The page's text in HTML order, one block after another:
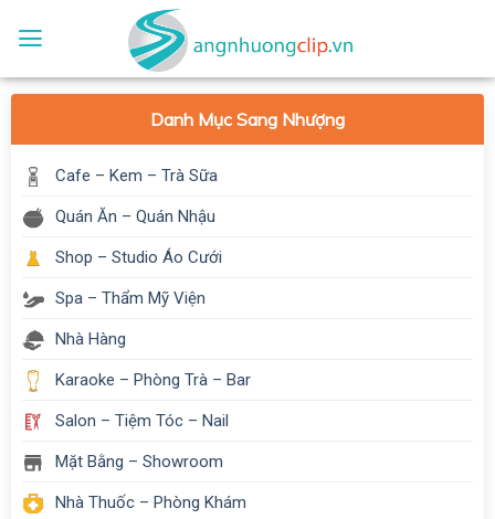
Danh Mục Sang Nhượng
Cafe – Kem – Trà Sữa
Quán Ăn – Quán Nhậu
Shop – Studio Áo Cưới
Spa – Thẩm Mỹ Viện
Nhà Hàng
Karaoke – Phòng Trà – Bar
Salon – Tiệm Tóc – Nail
Mặt Bằng – Showroom
Nhà Thuốc – Phòng Khám